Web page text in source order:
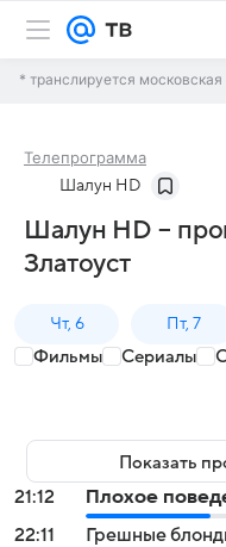
* транслируется
Телепрограмма
Шалун HD
Шалун HD –
Златоуст
Чт, 6 Пт, 7
Фильмы Сериалы
Показать
21:12
Плохое
22:11
Грешные